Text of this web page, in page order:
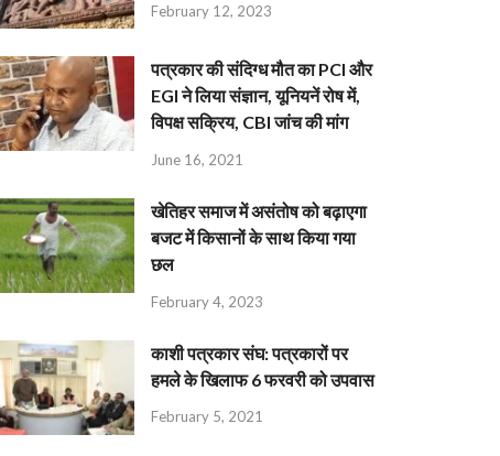
February 12, 2023
पत्रकार की संदिग्ध मौत का PCI और
EGI ने लिया संज्ञान, यूनियनें रोष में,
विपक्ष सक्रिय, CBI जांच की मांग
June 16, 2021
खेतिहर समाज में असंतोष को बढ़ाएगा
बजट में किसानों के साथ किया गया
छल
February 4, 2023
काशी पत्रकार संघ: पत्रकारों पर
हमले के खिलाफ 6 फरवरी को उपवास
February 5, 2021